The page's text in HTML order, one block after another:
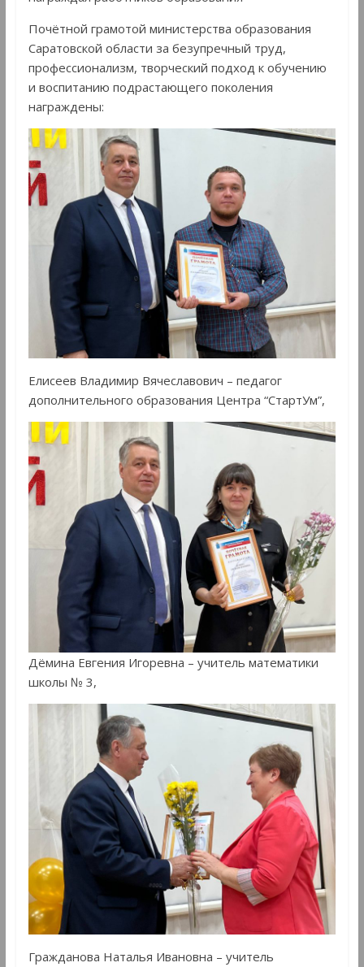
Почётной грамотой министерства образования
Саратовской области за безупречный труд,
профессионализм, творческий подход к обучению
и воспитанию подрастающего поколения
награждены:
Елисеев Владимир Вячеславович – педагог
дополнительного образования Центра “СтартУм”,
Дёмина Евгения Игоревна – учитель математики
школы № 3,
Гражданова Наталья Ивановна – учитель